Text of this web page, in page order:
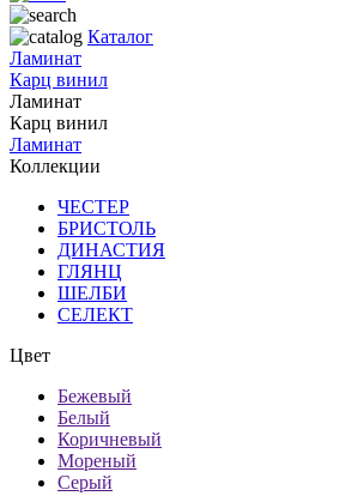
Каталог
Ламинат
Карц винил
Ламинат
Карц винил
Ламинат
Коллекции
ЧЕСТЕР
БРИСТОЛЬ
ДИНАСТИЯ
ГЛЯНЦ
ШЕЛБИ
СЕЛЕКТ
Цвет
Бежевый
Белый
Коричневый
Мореный
Серый